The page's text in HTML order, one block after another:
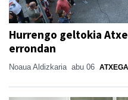
Hurrengo geltokia
errondan
Noaua Aldizkaria abu 06